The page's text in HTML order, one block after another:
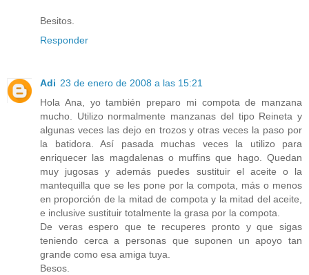
Besitos.
Responder
Adi 23 de enero de 2008 a las 15:21
Hola Ana, yo también preparo mi compota de manzana
mucho. Utilizo normalmente manzanas del tipo Reineta y
algunas veces las dejo en trozos y otras veces la paso por
la batidora. Así pasada muchas veces la utilizo para
enriquecer las magdalenas o muffins que hago. Quedan
muy jugosas y además puedes sustituir el aceite o la
mantequilla que se les pone por la compota, más o menos
en proporción de la mitad de compota y la mitad del aceite,
e inclusive sustituir totalmente la grasa por la compota.
De veras espero que te recuperes pronto y que sigas
teniendo cerca a personas que suponen un apoyo tan
grande como esa amiga tuya.
Besos.